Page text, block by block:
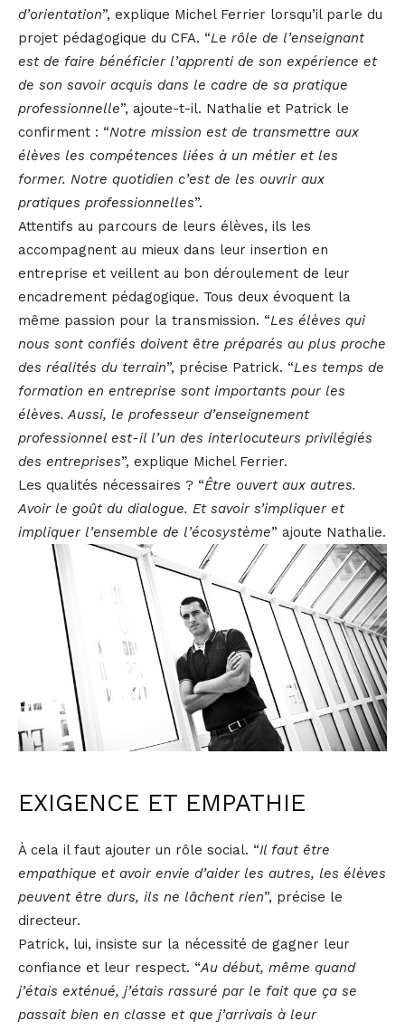
d’orientation”, explique Michel Ferrier lorsqu’il parle du
projet pédagogique du CFA. “Le rôle de l’enseignant
est de faire bénéficier l’apprenti de son expérience et
de son savoir acquis dans le cadre de sa pratique
professionnelle”, ajoute-t-il. Nathalie et Patrick le
confirment : “Notre mission est de transmettre aux
élèves les compétences liées à un métier et les
former. Notre quotidien c’est de les ouvrir aux
pratiques professionnelles”.
Attentifs au parcours de leurs élèves, ils les
accompagnent au mieux dans leur insertion en
entreprise et veillent au bon déroulement de leur
encadrement pédagogique. Tous deux évoquent la
même passion pour la transmission. “Les élèves qui
nous sont confiés doivent être préparés au plus proche
des réalités du terrain”, précise Patrick. “Les temps de
formation en entreprise sont importants pour les
élèves. Aussi, le professeur d’enseignement
professionnel est-il l’un des interlocuteurs privilégiés
des entreprises”, explique Michel Ferrier.
Les qualités nécessaires ? “Être ouvert aux autres.
Avoir le goût du dialogue. Et savoir s’impliquer et
impliquer l’ensemble de l’écosystème” ajoute Nathalie.
EXIGENCE ET EMPATHIE
À cela il faut ajouter un rôle social. “Il faut être
empathique et avoir envie d’aider les autres, les élèves
peuvent être durs, ils ne lâchent rien”, précise le
directeur.
Patrick, lui, insiste sur la nécessité de gagner leur
confiance et leur respect. “Au début, même quand
j’étais exténué, j’étais rassuré par le fait que ça se
passait bien en classe et que j’arrivais à leur